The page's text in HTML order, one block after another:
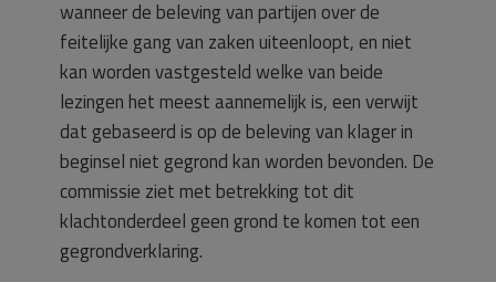
wanneer de beleving van partijen over de
feitelijke gang van zaken uiteenloopt, en niet
kan worden vastgesteld welke van beide
lezingen het meest aannemelijk is, een verwijt
dat gebaseerd is op de beleving van klager in
beginsel niet gegrond kan worden bevonden. De
commissie ziet met betrekking tot dit
klachtonderdeel geen grond te komen tot een
gegrondverklaring.